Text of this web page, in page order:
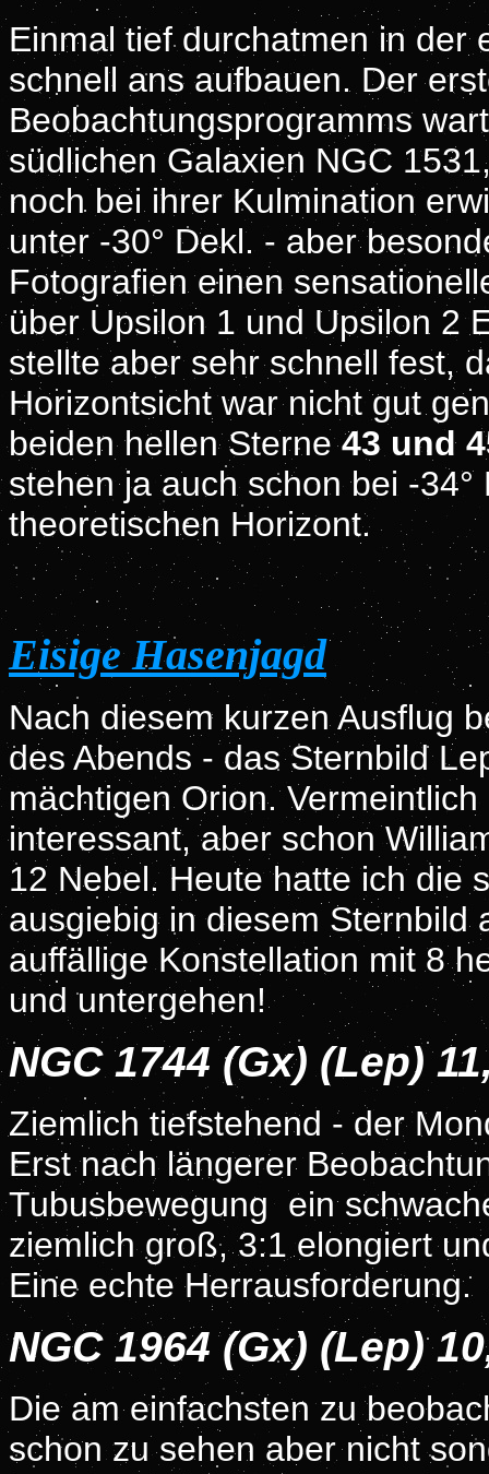
Einmal tief durchatmen in der
schnell ans aufbauen. Der
Beobachtungsprogramms
südlichen Galaxien NGC
noch bei ihrer Kulmination
unter -30° Dekl. - aber
Fotografien einen
über Upsilon 1 und Upsilon 2
stellte aber sehr schnell fest,
Horizontsicht war nicht gut
beiden hellen Sterne43 und
stehen ja auch schon bei -
theoretischen Horizont.
Eisige Hasenjagd
Nach diesem kurzen Ausflug
des Abends - das Sternbild
mächtigen Orion.
interessant, aber schon
12 Nebel. Heute hatte ich die
ausgiebig in diesem Sternbild
auffällige Konstellation mit 8
und untergehen!
NGC 1744 (Gx) (Lep)
Ziemlich tiefstehend - der
Erst nach längerer
Tubusbewegung ein
ziemlich groß, 3:1 elongiert
Eine echte Herrausforderung.
NGC 1964 (Gx) (Lep)
Die am einfachsten zu
schon zu sehen aber nicht